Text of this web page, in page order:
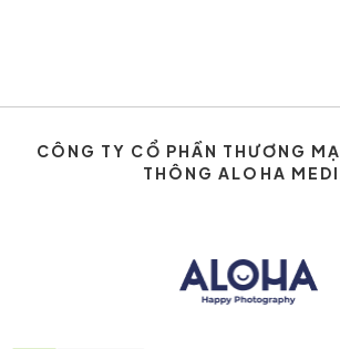
CÔNG TY CỔ PHẦN THƯƠNG
THÔNG ALOHA